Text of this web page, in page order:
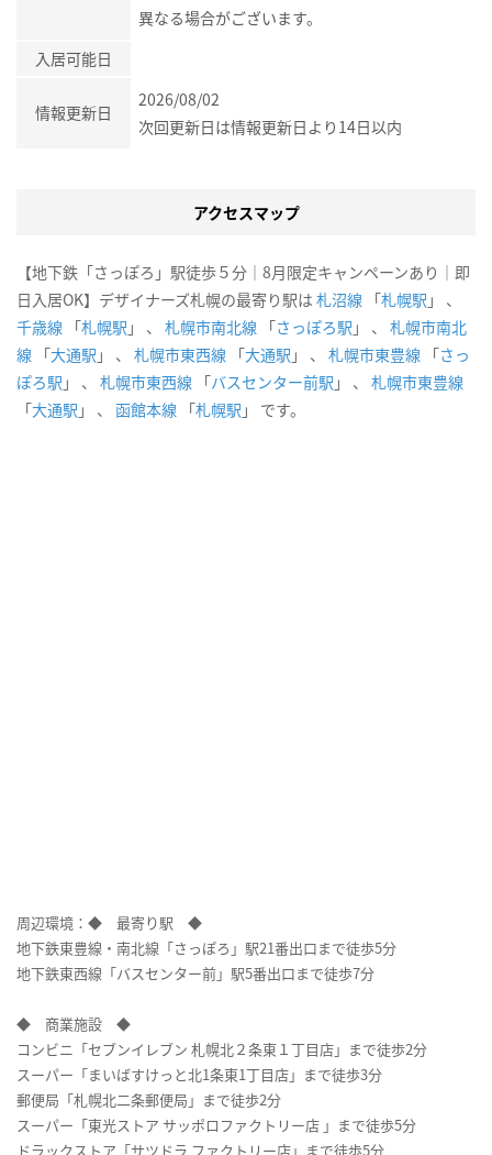
異なる場合がございます。
入居可能日
情報更新日
2026/08/02
次回更新日は情報更新日より14日以内
アクセスマップ
【地下鉄「さっぽろ」駅徒歩５分｜8月限定キャンペーンあり｜即
日入居OK】デザイナーズ札幌の最寄り駅は 札沼線 「札幌駅 」 、
千歳線 「札幌駅 」 、 札幌市南北線 「さっぽろ駅 」 、 札幌市南北
線 「大通駅 」 、 札幌市東西線 「大通駅 」 、 札幌市東豊線 「さっ
ぽろ駅 」 、 札幌市東西線 「バスセンター前駅 」 、 札幌市東豊線
「大通駅 」 、 函館本線 「札幌駅 」 です。
周辺環境：◆ 最寄り駅 ◆
地下鉄東豊線・南北線「さっぽろ」駅21番出口まで徒歩5分
地下鉄東西線「バスセンター前」駅5番出口まで徒歩7分
◆ 商業施設 ◆
コンビニ「セブンイレブン 札幌北２条東１丁目店」まで徒歩2分
スーパー「まいばすけっと北1条東1丁目店」まで徒歩3分
郵便局「札幌北二条郵便局」まで徒歩2分
スーパー「東光ストア サッポロファクトリー店 」まで徒歩5分
ドラックストア「サツドラ ファクトリー店」まで徒歩5分